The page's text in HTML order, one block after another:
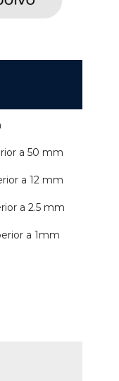
a 50 mm
a 12 mm
a 2.5 mm
a 1mm